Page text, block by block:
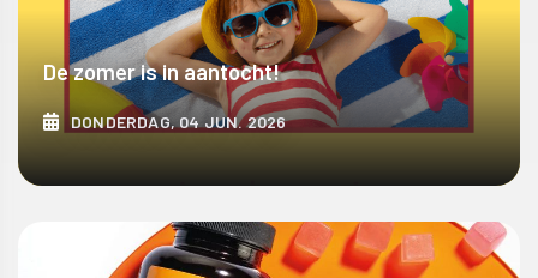
De zomer is in aantocht!
DONDERDAG, 04 JUN. 2026
ONTDEK MEER